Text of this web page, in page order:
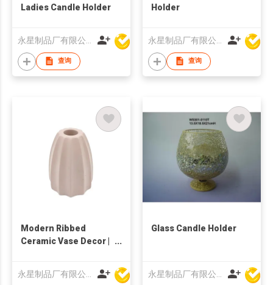
Ladies Candle Holder
查询
Holder
查询
Modern Ribbed
Ceramic Vase Decor |
Textured Home
Glass Candle Holder